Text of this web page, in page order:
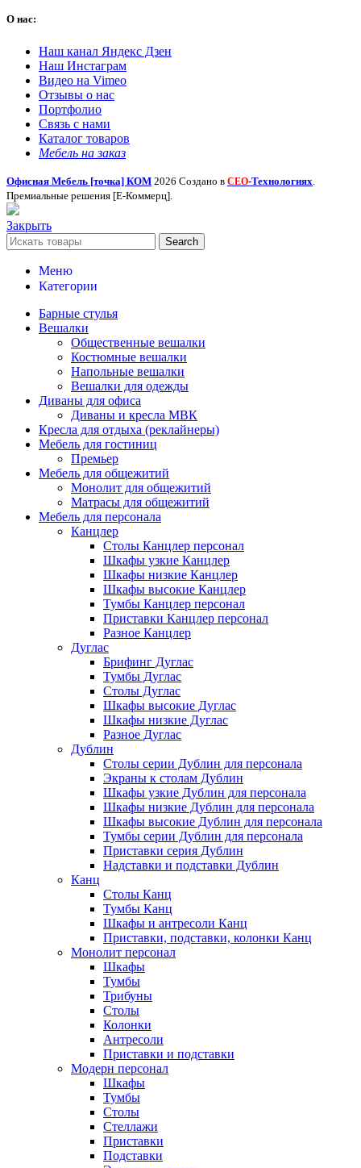
О нас:
Наш канал Яндекс Дзен
Наш Инстаграм
Видео на Vimeo
Отзывы о нас
Портфолио
Связь с нами
Каталог товаров
Мебель на заказ
Офисная Мебель [точка] КОМ 2026 Создано в СЕО-Технологиях
Премиальные решения [Е-Коммерц].
Закрыть
Search
Меню
Категории
Барные стулья
Вешалки
Общественные вешалки
Костюмные вешалки
Напольные вешалки
Вешалки для одежды
Диваны для офиса
Диваны и кресла МВК
Кресла для отдыха (реклайнеры)
Мебель для гостиниц
Премьер
Мебель для общежитий
Монолит для общежитий
Матрасы для общежитий
Мебель для персонала
Канцлер
Столы Канцлер персонал
Шкафы узкие Канцлер
Шкафы низкие Канцлер
Шкафы высокие Канцлер
Тумбы Канцлер персонал
Приставки Канцлер персонал
Разное Канцлер
Дуглас
Брифинг Дуглас
Тумбы Дуглас
Столы Дуглас
Шкафы высокие Дуглас
Шкафы низкие Дуглас
Разное Дуглас
Дублин
Столы серии Дублин для персонала
Экраны к столам Дублин
Шкафы узкие Дублин для персонала
Шкафы низкие Дублин для персонала
Шкафы высокие Дублин для персонала
Тумбы серии Дублин для персонала
Приставки серия Дублин
Надставки и подставки Дублин
Канц
Столы Канц
Тумбы Канц
Шкафы и антресоли Канц
Приставки, подставки, колонки Канц
Монолит персонал
Шкафы
Тумбы
Трибуны
Столы
Колонки
Антресоли
Приставки и подставки
Модерн персонал
Шкафы
Тумбы
Столы
Стеллажи
Приставки
Подставки